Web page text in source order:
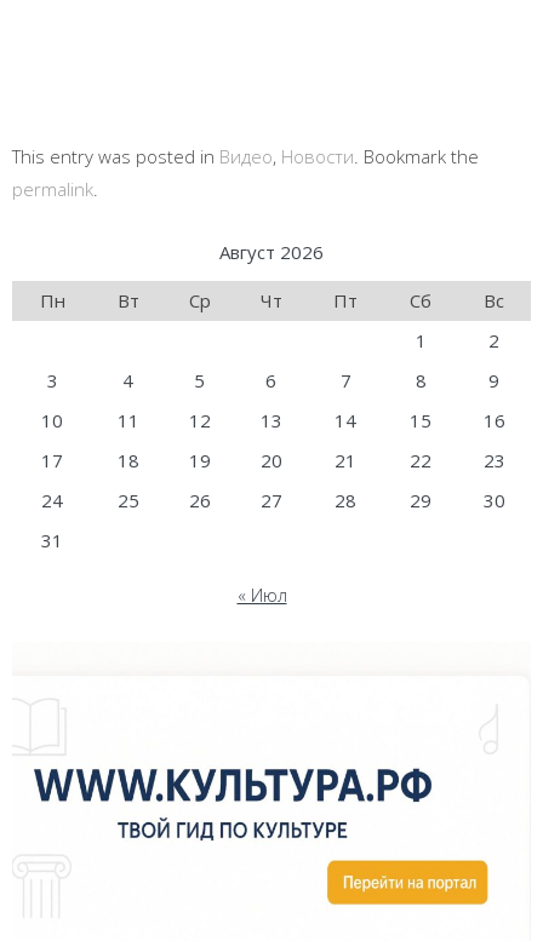
This entry was posted in Видео, Новости . Bookmark the
permalink
Август 2026
Пн
Вт Ср Чт Пт Сб
Вс
1
2
3
4 5 6 7 8
9
10
11 12 13 14 15
16
17
18 19 20 21 22
23
24
25 26 27 28 29
30
31
« Июл